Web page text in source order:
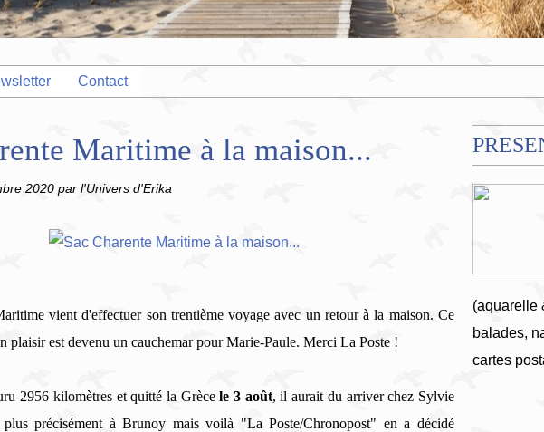
Contact
Maritime à la maison...
2020 par l'Univers d'Erika
vient d'effectuerson trentième voyage avec un retour à la maison. Ce
plaisir est devenu un cauchemar pour Marie-Paule. Merci La Poste !
2956 kilomètres et quitté la Grècele 3 août, il aurait du arriver chez Sylvie
plus précisément à Brunoy mais voilà "La Poste/Chronopost" en a décidé
(aquarelle
balades,
cartes